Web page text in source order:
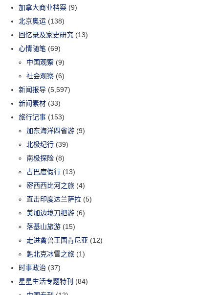
加拿大商业档案 (9)
北京奥运 (138)
回忆录及家史研究 (13)
心情随笔 (69)
中国观察 (9)
社会观察 (6)
新闻报导 (5,597)
新闻素材 (33)
旅行记事 (153)
加东海洋四省游 (9)
北极纪行 (39)
南极探险 (8)
古巴度假行 (13)
密西西比河之旅 (4)
直击印度达兰萨拉 (5)
美加边境刀把游 (6)
落基山旅游 (15)
走进禽兽王国肯尼亚 (12)
魁北克冰雪之旅 (1)
时事政治 (37)
星星生活专题特刊 (84)